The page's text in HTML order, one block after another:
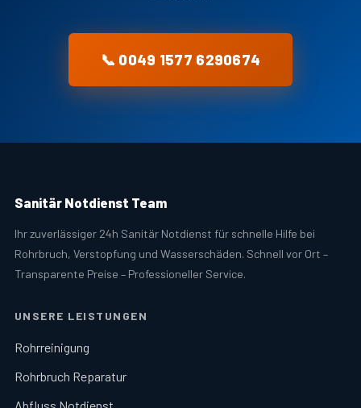
📞 0049 1577 6290674
Sanitär Notdienst Team
Ihr zuverlässiger 24h Sanitär Notdienst für schnelle Hilfe bei
Rohrbruch, Verstopfung und Wasserschäden. Schnell vor Ort –
Transparente Preise – Professioneller Service.
UNSERE LEISTUNGEN
Rohrreinigung
Rohrbruch Reparatur